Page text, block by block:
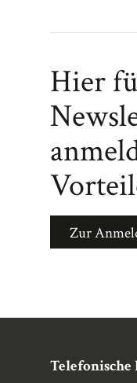
Hier
Zur
Telefonische